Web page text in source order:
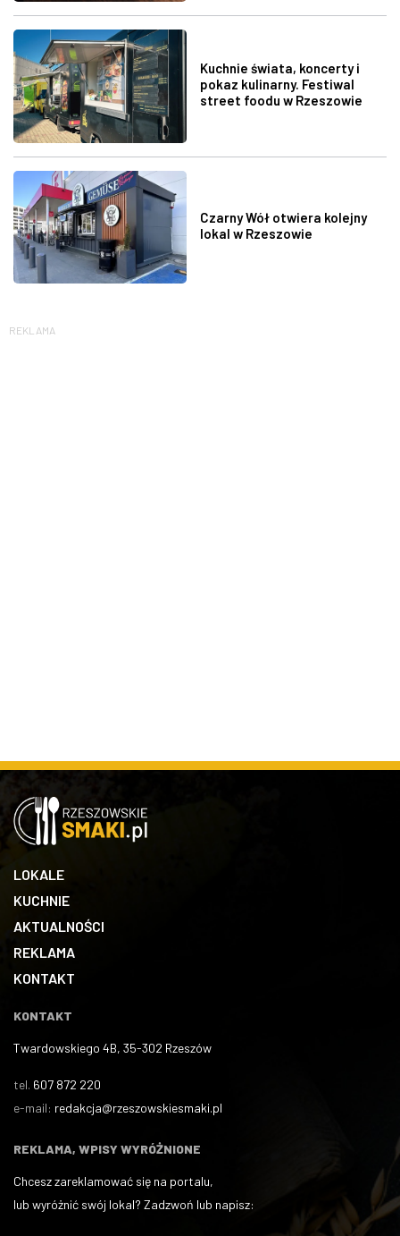
Kuchnie świata, koncerty i
pokaz kulinarny. Festiwal
street foodu w Rzeszowie
Czarny Wół otwiera kolejny
lokal w Rzeszowie
REKLAMA
LOKALE
KUCHNIE
AKTUALNOŚCI
REKLAMA
KONTAKT
KONTAKT
Twardowskiego 4B, 35-302 Rzeszów
tel. 607 872 220
e-mail: redakcja@rzeszowskiesmaki.pl
REKLAMA, WPISY WYRÓŻNIONE
Chcesz zareklamować się na portalu,
lub wyróżnić swój lokal? Zadzwoń lub napisz: